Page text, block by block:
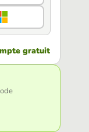
gratuit